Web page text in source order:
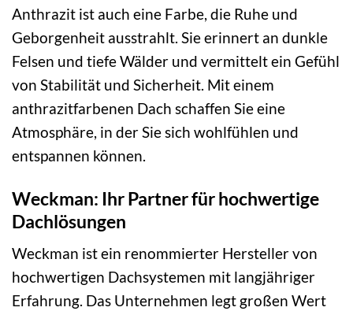
Anthrazit ist auch eine Farbe, die Ruhe und
Geborgenheit ausstrahlt. Sie erinnert an dunkle
Felsen und tiefe Wälder und vermittelt ein Gefühl
von Stabilität und Sicherheit. Mit einem
anthrazitfarbenen Dach schaffen Sie eine
Atmosphäre, in der Sie sich wohlfühlen und
entspannen können.
Weckman: Ihr Partner für hochwertige
Dachlösungen
Weckman ist ein renommierter Hersteller von
hochwertigen Dachsystemen mit langjähriger
Erfahrung. Das Unternehmen legt großen Wert